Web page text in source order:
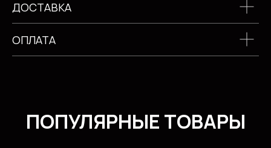
ДОСТАВКА
ОПЛАТА